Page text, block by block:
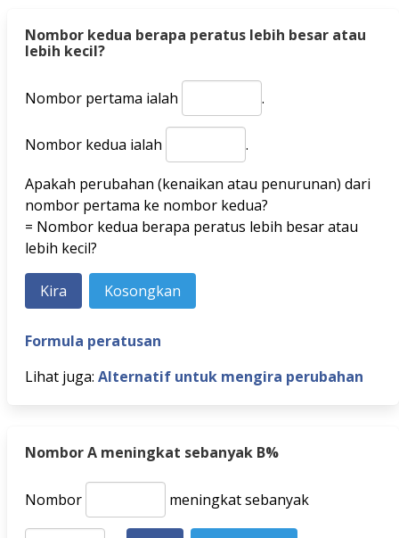
Nombor kedua berapa peratus lebih besar atau
lebih kecil?
Nombor pertama ialah .
Nombor kedua ialah
.
Apakah perubahan (kenaikan atau penurunan) dari
nombor pertama ke nombor kedua?
= Nombor kedua berapa peratus lebih besar atau
lebih kecil?
Formula peratusan
Lihat juga: Alternatif untuk mengira perubahan
Nombor A meningkat sebanyak B%
Nombor meningkat sebanyak